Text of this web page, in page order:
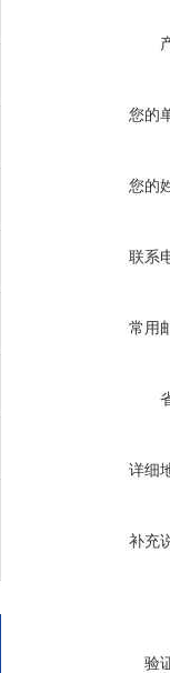
您的
您的
联系
常用
详细
补充
验